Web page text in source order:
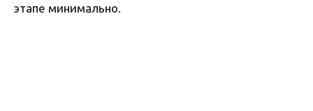
этапе минимально.